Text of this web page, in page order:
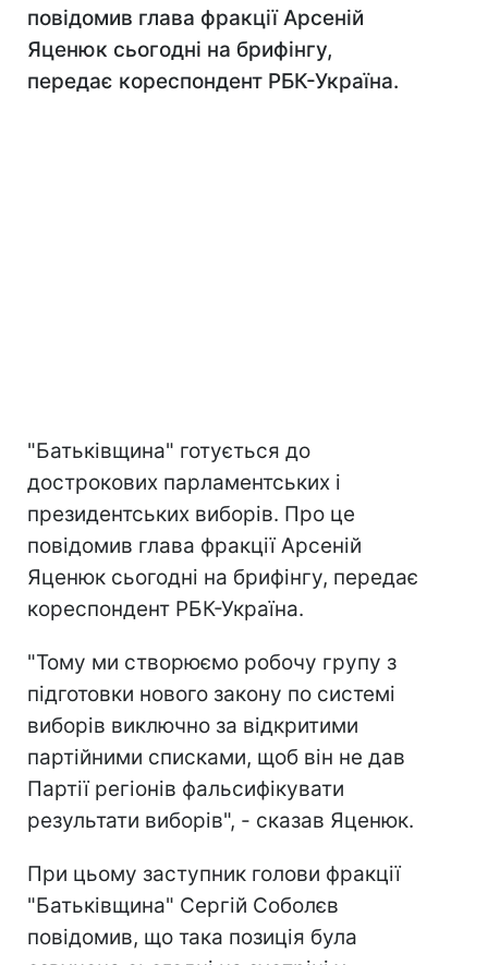
повідомив глава фракції Арсеній
Яценюк сьогодні на брифінгу,
передає кореспондент РБК-Україна.
"Батьківщина" готується до
дострокових парламентських і
президентських виборів. Про це
повідомив глава фракції Арсеній
Яценюк сьогодні на брифінгу, передає
кореспондент РБК-Україна.
"Тому ми створюємо робочу групу з
підготовки нового закону по системі
виборів виключно за відкритими
партійними списками, щоб він не дав
Партії регіонів фальсифікувати
результати виборів", - сказав Яценюк.
При цьому заступник голови фракції
"Батьківщина" Сергій Соболєв
повідомив, що така позиція була